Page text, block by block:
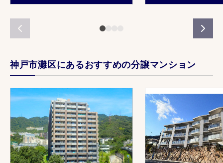
神戸市灘区にあるおすすめの分譲マンション